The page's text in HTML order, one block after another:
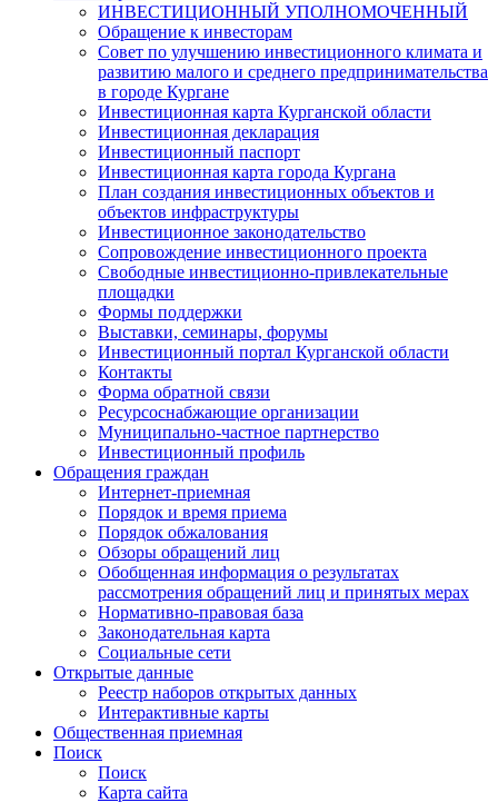
ИНВЕСТИЦИОННЫЙ УПОЛНОМОЧЕННЫЙ
Обращение к инвесторам
Совет по улучшению инвестиционного климата и
развитию малого и среднего предпринимательства
в городе Кургане
Инвестиционная карта Курганской области
Инвестиционная декларация
Инвестиционный паспорт
Инвестиционная карта города Кургана
План создания инвестиционных объектов и
объектов инфраструктуры
Инвестиционное законодательство
Сопровождение инвестиционного проекта
Свободные инвестиционно-привлекательные
площадки
Формы поддержки
Выставки, семинары, форумы
Инвестиционный портал Курганской области
Контакты
Форма обратной связи
Ресурсоснабжающие организации
Муниципально-частное партнерство
Инвестиционный профиль
Обращения граждан
Интернет-приемная
Порядок и время приема
Порядок обжалования
Обзоры обращений лиц
Обобщенная информация о результатах
рассмотрения обращений лиц и принятых мерах
Нормативно-правовая база
Законодательная карта
Социальные сети
Открытые данные
Реестр наборов открытых данных
Интерактивные карты
Общественная приемная
Поиск
Поиск
Карта сайта